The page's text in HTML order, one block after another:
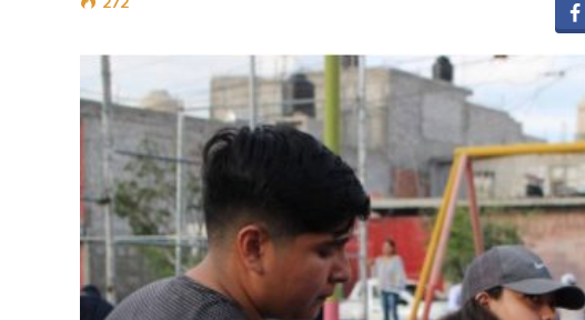
mejoran
Parque
Mezquite